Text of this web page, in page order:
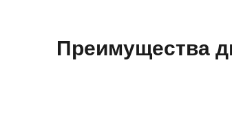
Преимущества